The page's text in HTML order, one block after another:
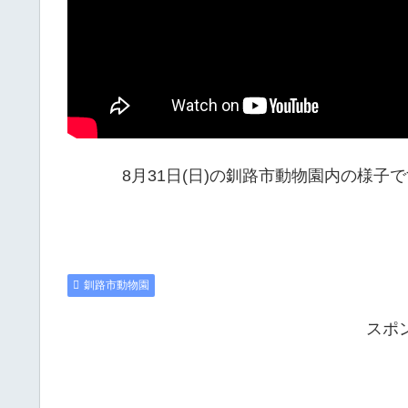
8月31日(日)の釧路市動物園内の様子で
釧路市動物園
スポ